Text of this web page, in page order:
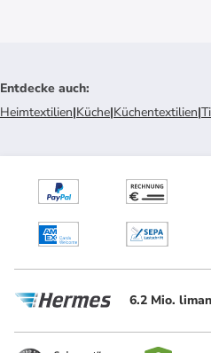
Entdecke auch:
Heimtextilien|Küche|Küchentextilien|
6.2 Mio.